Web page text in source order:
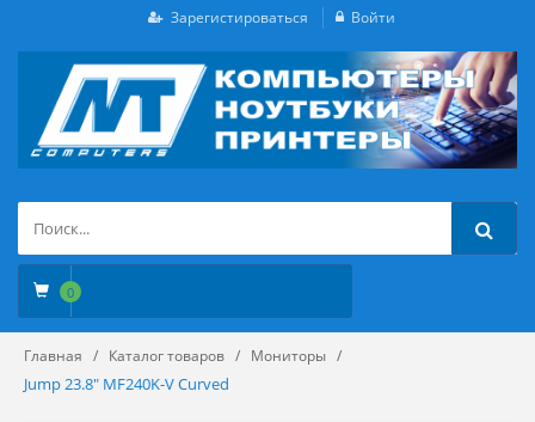
Зарегистироваться Войти
0
Главная Каталог товаров Мониторы
Jump 23.8" MF240K-V Curved